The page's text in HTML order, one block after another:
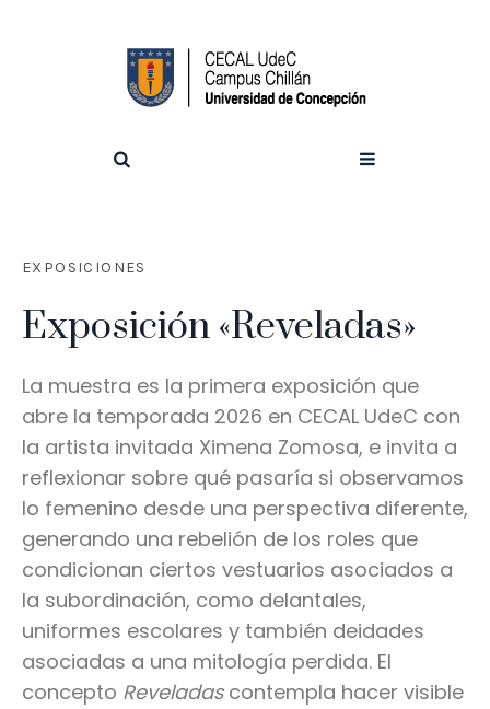
EXPOSICIONES
Exposición «Reveladas»
La muestra es la primera exposición que
abre la temporada 2026 en CECAL UdeC con
la artista invitada Ximena Zomosa, e invita a
reflexionar sobre qué pasaría si observamos
lo femenino desde una perspectiva diferente,
generando una rebelión de los roles que
condicionan ciertos vestuarios asociados a
la subordinación, como delantales,
uniformes escolares y también deidades
asociadas a una mitología perdida. El
concepto Reveladascontempla hacer visible